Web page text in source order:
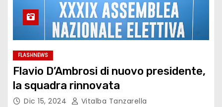
FLASHNEWS
Flavio D’Ambrosi di nuovo presidente,
la squadra rinnovata
Dic 15, 2024 Vitalba Tanzarella